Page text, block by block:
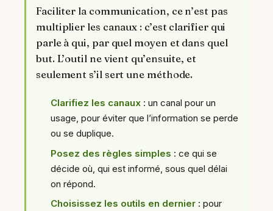
Faciliter la communication, ce n’est pas
multiplier les canaux : c’est clarifier qui
parle à qui, par quel moyen et dans quel
but. L’outil ne vient qu’ensuite, et
seulement s’il sert une méthode.
Clarifiez les canaux : un canal pour un
usage, pour éviter que l’information se perde
ou se duplique.
Posez des règles simples : ce qui se
décide où, qui est informé, sous quel délai
on répond.
Choisissez les outils en dernier : pour